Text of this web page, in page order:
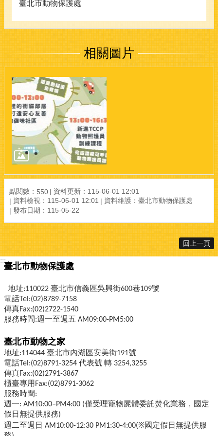
臺北市動物保護處
相關圖片
點閱數： 550
資料更新：115-06-01 12:01
資料檢視：115-06-01 12:01
資料維護：臺北市動物保護處
發布日期：115-05-22
回上一頁
:::
臺北市動物保護處
地址:110022 臺北市信義區吳興街600巷109號
電話Tel:(02)8789-7158
傳真Fax:(02)2722-1540
服務時間:週一至週五 AM09:00-PM5:00
臺北市動物之家
地址:114044 臺北市內湖區安美街191號
電話Tel:(02)8791-3254 代表號 轉 3254,3255
傳真Fax:(02)2791-3867
櫃臺專用Fax:(02)8791-3062
服務時間:
週一: AM10:00–PM4:00 (僅受理寵物屍體委託焚化業務，國定
假日無提供服務)
週二至週日 AM10:00-12:30 PM1:30-4:00(※國定假日無提供服